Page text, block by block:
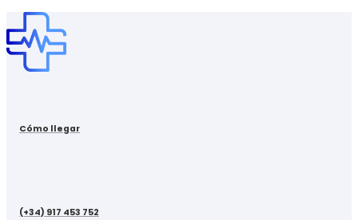
Cómo llegar
(+34) 917 453 752